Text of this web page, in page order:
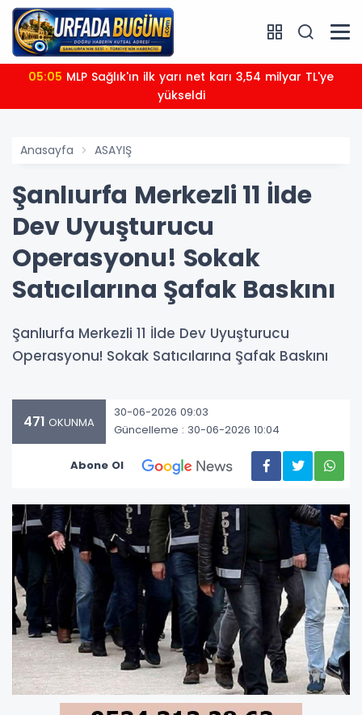
05:05
yükseldi
Anasayfa ASAYIŞ
Şanlıurfa Merkezli 11 İlde
Dev Uyuşturucu
Operasyonu! Sokak
Satıcılarına Şafak Baskını
Şanlıurfa Merkezli 11 İlde Dev Uyuşturucu
Operasyonu! Sokak Satıcılarına Şafak Baskını
471 OKUNMA
30-06-2026 09:03
Güncelleme : 30-06-2026 10:04
Abone Ol